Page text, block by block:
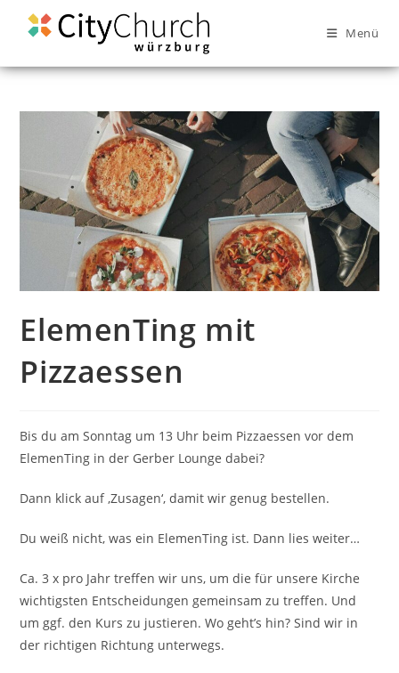
Menü
ElemenTing mit
Pizzaessen
Bis du am Sonntag um 13 Uhr beim Pizzaessen vor dem
ElemenTing in der Gerber Lounge dabei?
Dann klick auf ‚Zusagen‘, damit wir genug bestellen.
Du weiß nicht, was ein ElemenTing ist. Dann lies weiter…
Ca. 3 x pro Jahr treffen wir uns, um die für unsere Kirche
wichtigsten Entscheidungen gemeinsam zu treffen. Und
um ggf. den Kurs zu justieren. Wo geht’s hin? Sind wir in
der richtigen Richtung unterwegs.